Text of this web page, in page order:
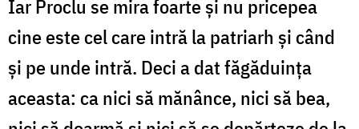
Iar Proclu se mira foarte și nu pricepea
cine este cel care intră la patriarh și când
și pe unde intră. Deci a dat făgăduința
aceasta: ca nici să mănânce, nici să bea,